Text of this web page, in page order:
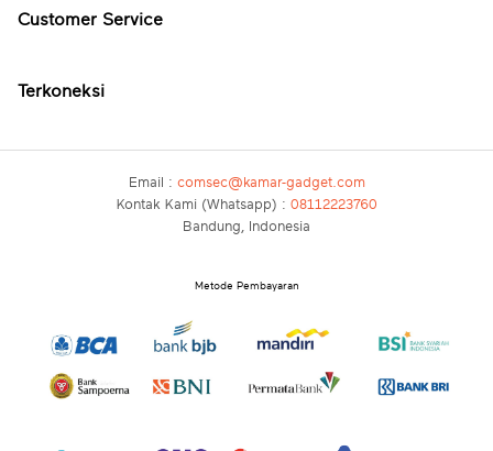
Customer Service
Terkoneksi
Email : comsec@kamar-gadget.com
Kontak Kami (Whatsapp) : 08112223760
Bandung, Indonesia
Metode Pembayaran